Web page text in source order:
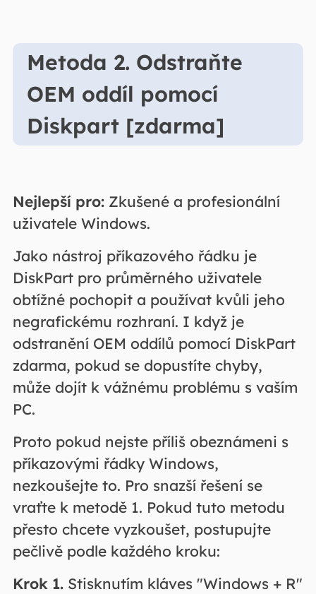
Metoda 2. Odstraňte
OEM oddíl pomocí
Diskpart [zdarma]
Nejlepší pro:Zkušené a profesionální
uživatele Windows.
Jako nástroj příkazového řádku je
DiskPart pro průměrného uživatele
obtížné pochopit a používat kvůli jeho
negrafickému rozhraní. I když je
odstranění OEM oddílů pomocí DiskPart
zdarma, pokud se dopustíte chyby,
může dojít k vážnému problému s vaším
PC.
Proto pokud nejste příliš obeznámeni s
příkazovými řádky Windows,
nezkoušejte to. Pro snazší řešení se
vraťte k metodě 1. Pokud tuto metodu
přesto chcete vyzkoušet, postupujte
pečlivě podle každého kroku:
Krok 1.Stisknutím kláves "Windows + R"